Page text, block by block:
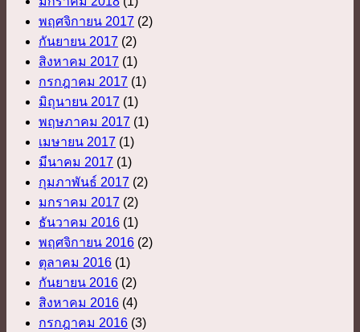
พฤศจิกายน 2017 (2)
กันยายน 2017 (2)
สิงหาคม 2017 (1)
กรกฎาคม 2017 (1)
มิถุนายน 2017 (1)
พฤษภาคม 2017 (1)
เมษายน 2017 (1)
มีนาคม 2017 (1)
กุมภาพันธ์ 2017 (2)
มกราคม 2017 (2)
ธันวาคม 2016 (1)
พฤศจิกายน 2016 (2)
ตุลาคม 2016 (1)
กันยายน 2016 (2)
สิงหาคม 2016 (4)
กรกฎาคม 2016 (3)